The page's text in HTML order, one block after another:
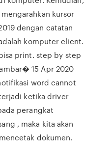
kursor
dengan catatan
komputer client.
print. step by step
15 Apr 2020
word cannot
ketika driver
perangkat
, maka kita akan
dokumen.